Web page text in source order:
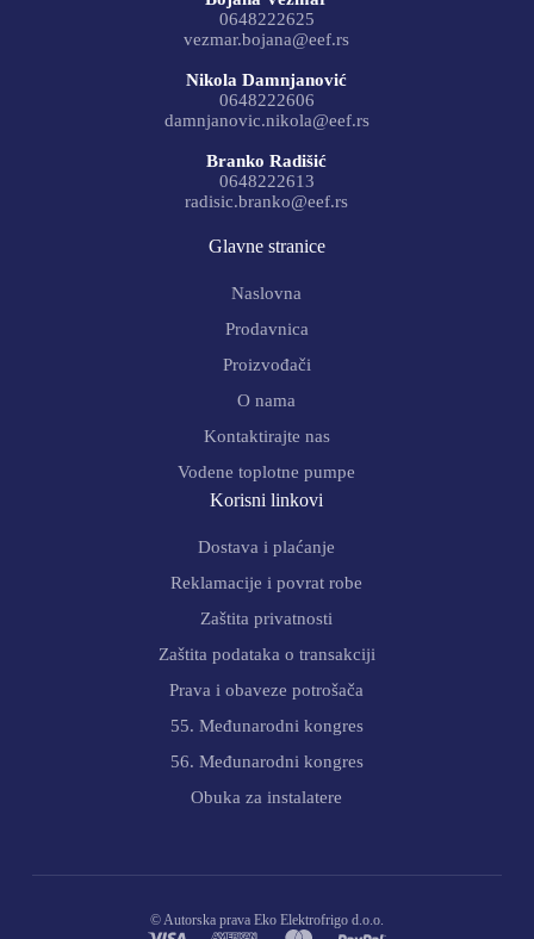
0648222625
vezmar.bojana@eef.rs
Nikola Damnjanović
0648222606
damnjanovic.nikola@eef.rs
Branko Radišić
0648222613
radisic.branko@eef.rs
Glavne stranice
Naslovna
Prodavnica
Proizvođači
O nama
Kontaktirajte nas
Vodene toplotne pumpe
Korisni linkovi
Dostava i plaćanje
Reklamacije i povrat robe
Zaštita privatnosti
Zaštita podataka o transakciji
Prava i obaveze potrošača
55. Međunarodni kongres
56. Međunarodni kongres
Obuka za instalatere
© Autorska prava Eko Elektrofrigo d.o.o.